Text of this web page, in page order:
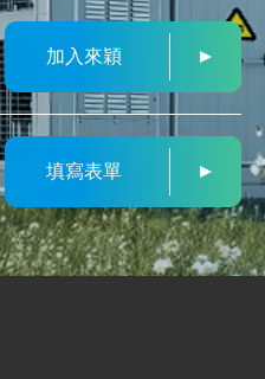
加入來穎
填寫表單